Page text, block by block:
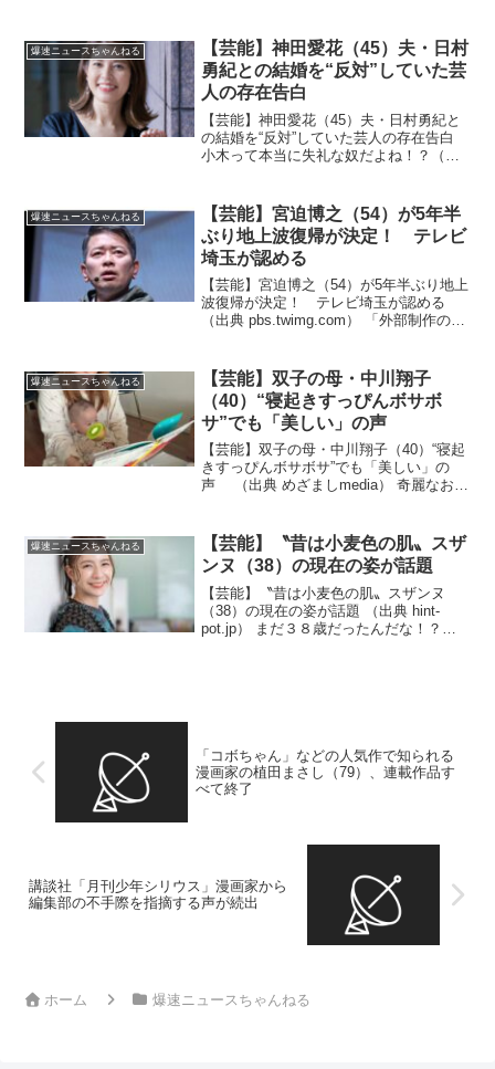
13:42:19....
爆速ニュースちゃんねる
【芸能】神田愛花（45）夫・日村
勇紀との結婚を“反対”していた芸
人の存在告白
【芸能】神田愛花（45）夫・日村勇紀と
の結婚を“反対”していた芸人の存在告白
小木って本当に失礼な奴だよね！？（出
「別れろって何度も…」と説得も ）1 冬
月記者 ★...
爆速ニュースちゃんねる
【芸能】宮迫博之（54）が5年半
ぶり地上波復帰が決定！ テレビ
埼玉が認める
【芸能】宮迫博之（54）が5年半ぶり地上
波復帰が決定！ テレビ埼玉が認める
（出典 pbs.twimg.com） 「外部制作のた
之が5年半ぶり地上波復帰が決定！ 放
送...
爆速ニュースちゃんねる
【芸能】双子の母・中川翔子
（40）“寝起きすっぴんボサボ
サ”でも「美しい」の声
【芸能】双子の母・中川翔子（40）“寝起
きすっぴんボサボサ”でも「美しい」の
声 （出典 めざましmedia） 奇麗なお母
声 「リアルなママの姿」に注目 ）1
ひ...
爆速ニュースちゃんねる
【芸能】〝昔は小麦色の肌〟スザ
ンヌ（38）の現在の姿が話題
【芸能】〝昔は小麦色の肌〟スザンヌ
（38）の現在の姿が話題 （出典 hint-
pot.jp） まだ３８歳だったんだな！？
「コボちゃん」などの人気作で知られる
漫画家の植田まさし（79）、連載作品す
べて終了
講談社「月刊少年シリウス」漫画家から
編集部の不手際を指摘する声が続出
ホーム 爆速ニュースちゃんねる